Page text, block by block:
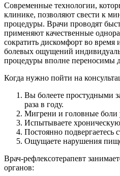
Современные технологии,
клинике, позволяют свести к
процедуры. Врачи проводят
применяют качественные
сократить дискомфорт во время
болевых ощущений
процедуры вполне переносимы
Когда нужно пойти на
Вы болеете простудными
раза в году.
Мигрени и головные боли
Испытываете хроническую
Постоянно подвергаетесь
Ощущаете нарушения
Врач-рефлексотерапевт
органов: